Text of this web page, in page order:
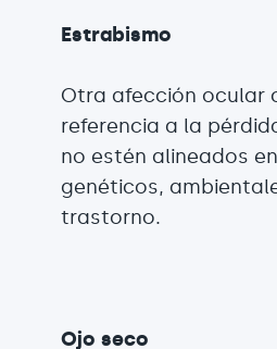
Estrabismo
Otra afección ocular
referencia a la
no estén alineados
genéticos,
trastorno.
Ojo seco